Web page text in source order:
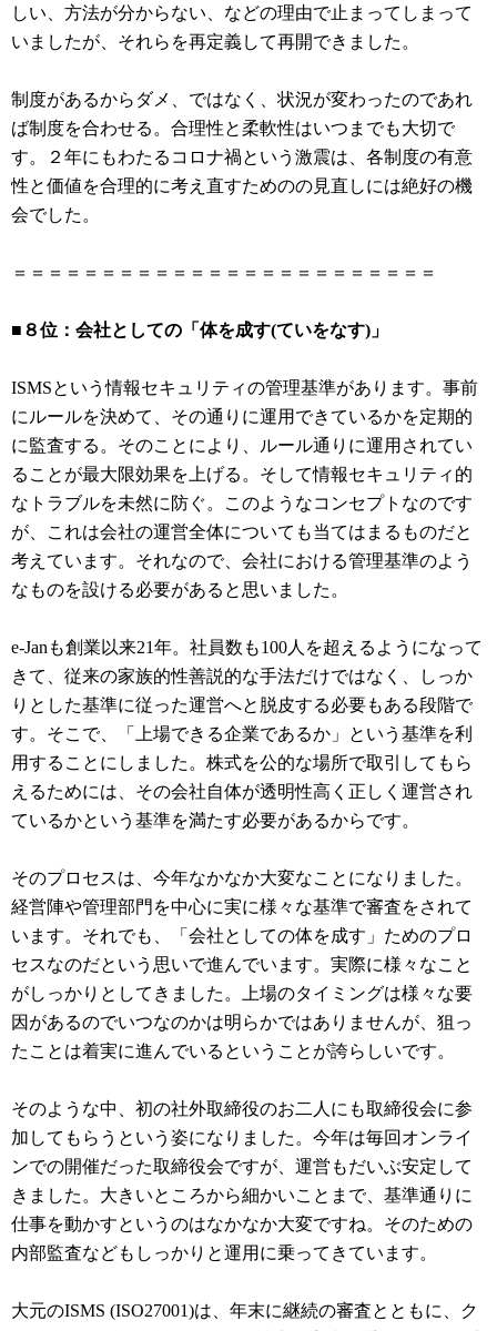
しい、方法が分からない、などの理由で止まってしまって
いましたが、それらを再定義して再開できました。
制度があるからダメ、ではなく、状況が変わったのであれ
ば制度を合わせる。合理性と柔軟性はいつまでも大切で
す。２年にもわたるコロナ禍という激震は、各制度の有意
性と価値を合理的に考え直すためのの見直しには絶好の機
会でした。
＝＝＝＝＝＝＝＝＝＝＝＝＝＝＝＝＝＝＝＝＝＝＝＝
■８位：会社としての「体を成す(ていをなす)」
ISMSという情報セキュリティの管理基準があります。事前
にルールを決めて、その通りに運用できているかを定期的
に監査する。そのことにより、ルール通りに運用されてい
ることが最大限効果を上げる。そして情報セキュリティ的
なトラブルを未然に防ぐ。このようなコンセプトなのです
が、これは会社の運営全体についても当てはまるものだと
考えています。それなので、会社における管理基準のよう
なものを設ける必要があると思いました。
e-Janも創業以来21年。社員数も100人を超えるようになって
きて、従来の家族的性善説的な手法だけではなく、しっか
りとした基準に従った運営へと脱皮する必要もある段階で
す。そこで、「上場できる企業であるか」という基準を利
用することにしました。株式を公的な場所で取引してもら
えるためには、その会社自体が透明性高く正しく運営され
ているかという基準を満たす必要があるからです。
そのプロセスは、今年なかなか大変なことになりました。
経営陣や管理部門を中心に実に様々な基準で審査をされて
います。それでも、「会社としての体を成す」ためのプロ
セスなのだという思いで進んでいます。実際に様々なこと
がしっかりとしてきました。上場のタイミングは様々な要
因があるのでいつなのかは明らかではありませんが、狙っ
たことは着実に進んでいるということが誇らしいです。
そのような中、初の社外取締役のお二人にも取締役会に参
加してもらうという姿になりました。今年は毎回オンライ
ンでの開催だった取締役会ですが、運営もだいぶ安定して
きました。大きいところから細かいことまで、基準通りに
仕事を動かすというのはなかなか大変ですね。そのための
内部監査などもしっかりと運用に乗ってきています。
大元のISMS (ISO27001)は、年末に継続の審査とともに、ク